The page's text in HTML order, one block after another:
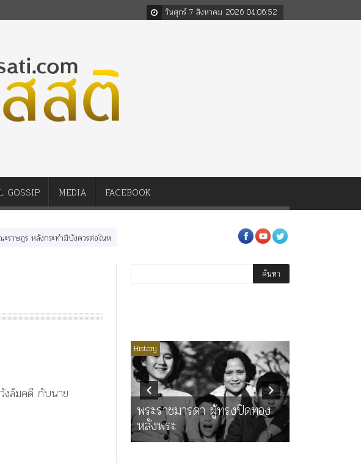
วันศุกร์ 7 สิงหาคม 2026 04:06:54
GOSSIP MEDIA FACEBOOK
ะทำมิบังควรต่อในหลวงสามรัชกาล ร่วมกว่า 80ปี ร.๖ สร้าง “จุฬาลงกรณ์มหาวิทยาลัย” ตามพระราชดำริ ร.๕!
งล้มคดี กับนาย
เทพีรัฐธรรมนูญ” เทพ
History
พระราชมารดา ผู้ทรงปิดทอง
หลังพระ